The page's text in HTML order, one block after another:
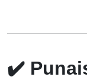
✔️